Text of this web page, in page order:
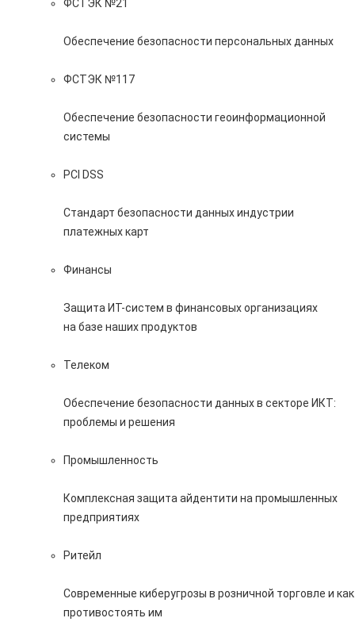
ФСТЭК №21
Обеспечение безопасности персональных данных
ФСТЭК №117
Обеспечение безопасности геоинформационной
системы
PCI DSS
Стандарт безопасности данных индустрии
платежных карт
Финансы
Защита ИТ-систем в финансовых организациях
на базе наших продуктов
Телеком
Обеспечение безопасности данных в секторе ИКТ:
проблемы и решения
Промышленность
Комплексная защита айдентити на промышленных
предприятиях
Ритейл
Современные киберугрозы в розничной торговле и как
противостоять им